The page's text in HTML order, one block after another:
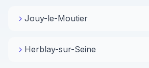
Jouy-le-Moutier
Herblay-sur-Seine